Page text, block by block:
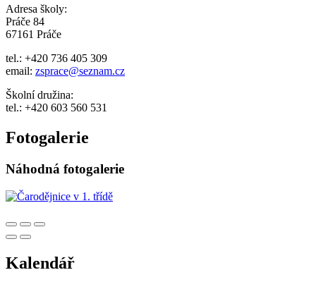
Adresa školy:
Práče 84
67161 Práče
tel.: +420 736 405 309
email: zsprace@seznam.cz
Školní družina:
tel.: +420 603 560 531
Fotogalerie
Náhodná fotogalerie
Kalendář